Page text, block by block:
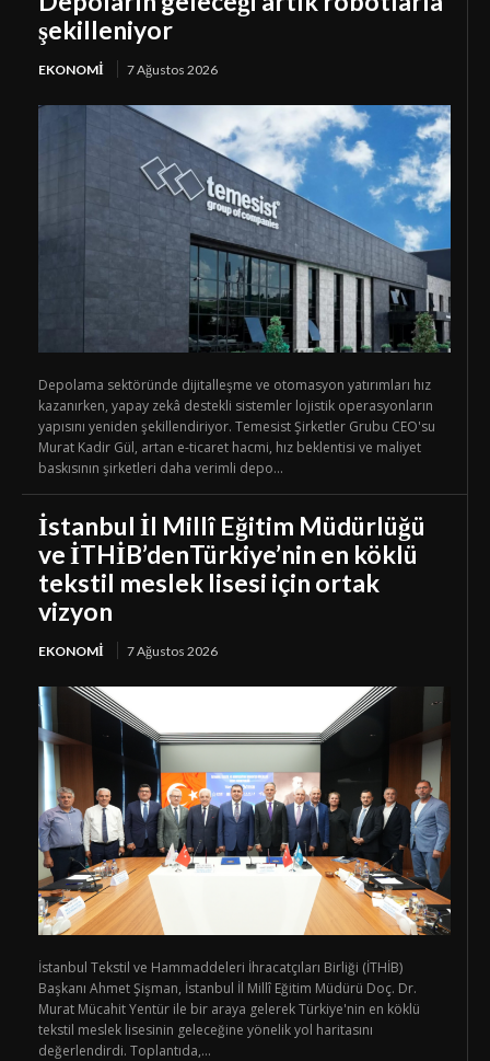
şekilleniyor
EKONOMI 7 Ağustos 2026
Depolama sektöründe dijitalleşme ve otomasyon yatırımları hız
kazanırken, yapay zekâ destekli sistemler lojistik operasyonların
yapısını yeniden şekillendiriyor. Temesist Şirketler Grubu CEO'su
Murat Kadir Gül, artan e-ticaret hacmi, hız beklentisi ve maliyet
baskısının şirketleri daha verimli depo...
İstanbul İl Millî Eğitim Müdürlüğü
ve İTHİB’denTürkiye’nin en köklü
tekstil meslek lisesi için ortak
vizyon
EKONOMI 7 Ağustos 2026
İstanbul Tekstil ve Hammaddeleri İhracatçıları Birliği (İTHİB)
Başkanı Ahmet Şişman, İstanbul İl Millî Eğitim Müdürü Doç. Dr.
Murat Mücahit Yentür ile bir araya gelerek Türkiye'nin en köklü
tekstil meslek lisesinin geleceğine yönelik yol haritasını
değerlendirdi. Toplantıda,...